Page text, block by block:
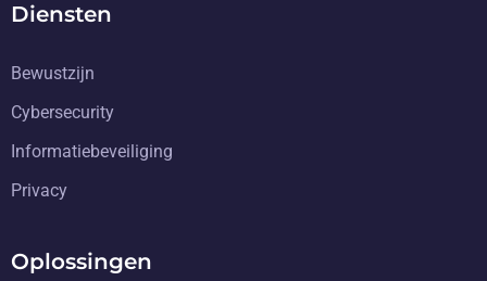
Diensten
Bewustzijn
Cybersecurity
Informatiebeveiliging
Privacy
Oplossingen